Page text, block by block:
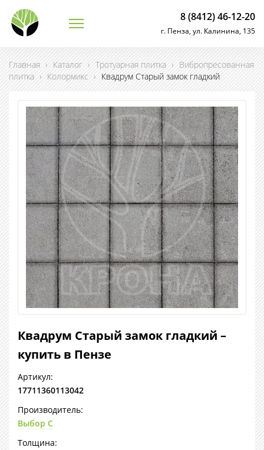
8 (8412) 46-12-20
г. Пенза, ул. Калинина, 135
Главная › Каталог › Тротуарная плитка › Вибропресованная
плитка › Колормикс › Квадрум Старый замок гладкий
Квадрум Старый замок гладкий –
купить в Пензе
Артикул:
17711360113042
Производитель:
Выбор С
Толщина: